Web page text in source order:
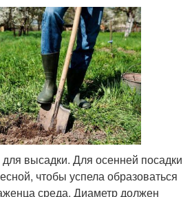
высадки. Для осенней посадки
чтобы успела образоваться
среда. Диаметр должен